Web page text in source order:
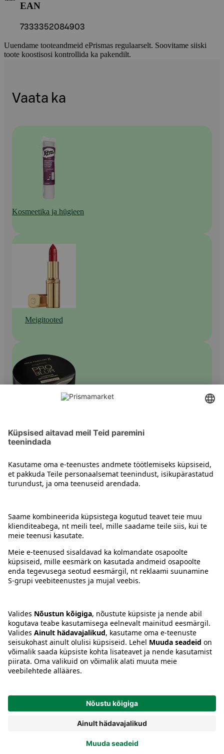
EAN
7333352084903
Uuendame tooteandmeid ePrismas regulaarselt. Soovitame siiski
toote koostisosi kontrollida ka pakendilt.
Vaata ka
Kosmeetika ja hügieen
Meigitooted
Puudrid
Juhised
Tingimused
Keel:ETENRU